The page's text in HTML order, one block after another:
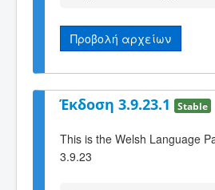
Προβολή αρχείων
Έκδοση 3.9.23.1 Stable
This is the Welsh Language
3.9.23